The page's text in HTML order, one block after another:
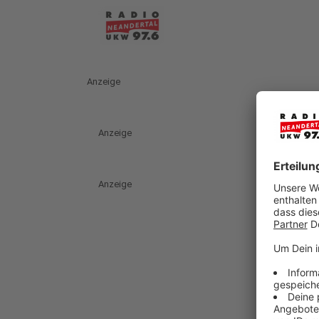
Anzeige
Anzeige
Anzeige